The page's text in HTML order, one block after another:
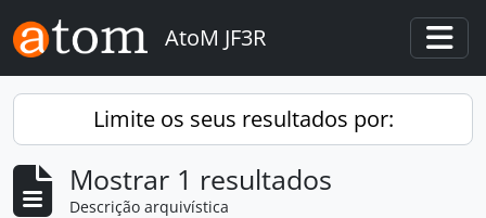
Skip to main content
AtoM JF3R
Limite os seus resultados por:
Mostrar 1 resultados
Descrição arquivística